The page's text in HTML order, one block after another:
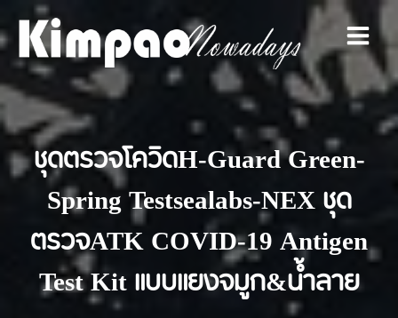
to
content
ชุดตรวจโควิดH-Guard Green-
Spring Testsealabs-NEX ชุด
ตรวจATK COVID-19 Antigen
Test Kit แบบแยงจมูก&น้ำลาย